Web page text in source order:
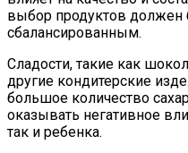
выбор продуктов
сбалансированным.
Сладости, такие как
другие кондитерские
большое количество
оказывать негативное
так и ребенка.